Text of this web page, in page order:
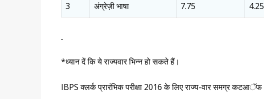
3
अंग्रेज़ी भाषा 7.75 4.25
*ध्यान दें कि ये राज्यवार भिन्न हो सकते हैं।
IBPS क्लर्क प्रारंभिक परीक्षा 2016 के लिए राज्य-वार समग्र कटआॅफ